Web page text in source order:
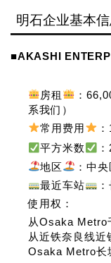
明石企业基本
■AKASHI
房租
：
系我们）
常用费用
平方米数
地区
：中央
最近车站
使用权：
从Osaka Metro
从近铁奈良线近
Osaka Metro长